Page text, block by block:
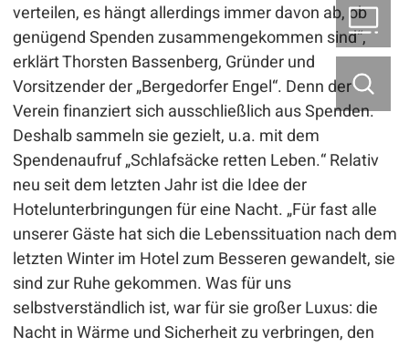
verteilen, es hängt allerdings immer davon ab, ob
genügend Spenden zusammengekommen sind“,
erklärt Thorsten Bassenberg, Gründer und
Vorsitzender der „Bergedorfer Engel“. Denn der
Verein finanziert sich ausschließlich aus Spenden.
Deshalb sammeln sie gezielt, u.a. mit dem
Spendenaufruf „Schlafsäcke retten Leben.“ Relativ
neu seit dem letzten Jahr ist die Idee der
Hotelunterbringungen für eine Nacht. „Für fast alle
unserer Gäste hat sich die Lebenssituation nach dem
letzten Winter im Hotel zum Besseren gewandelt, sie
sind zur Ruhe gekommen. Was für uns
selbstverständlich ist, war für sie großer Luxus: die
Nacht in Wärme und Sicherheit zu verbringen, den